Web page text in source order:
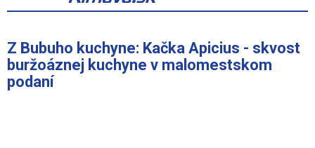
Z Bubuho kuchyne: Kačka Apicius - skvost
buržoáznej kuchyne v malomestskom
podaní